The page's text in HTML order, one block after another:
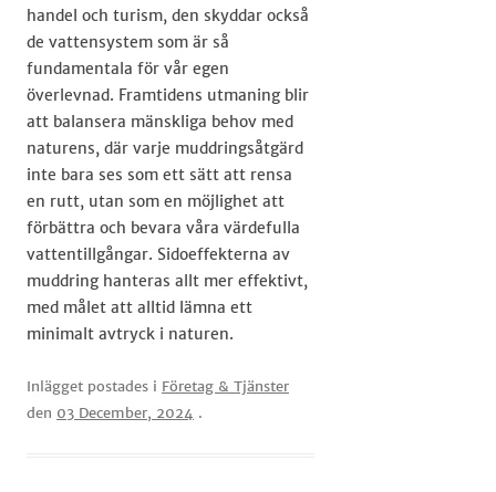
handel och turism, den skyddar också
de vattensystem som är så
fundamentala för vår egen
överlevnad. Framtidens utmaning blir
att balansera mänskliga behov med
naturens, där varje muddringsåtgärd
inte bara ses som ett sätt att rensa
en rutt, utan som en möjlighet att
förbättra och bevara våra värdefulla
vattentillgångar. Sidoeffekterna av
muddring hanteras allt mer effektivt,
med målet att alltid lämna ett
minimalt avtryck i naturen.
Inlägget postades i Företag & Tjänster
den 03 December, 2024 .